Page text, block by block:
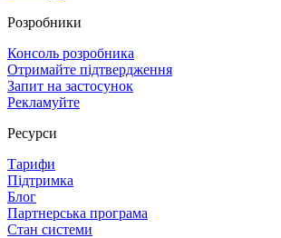
Розробники
Консоль розробника
Отримайте підтвердження
Запит на застосунок
Рекламуйте
Ресурси
Тарифи
Підтримка
Блог
Партнерська програма
Стан системи